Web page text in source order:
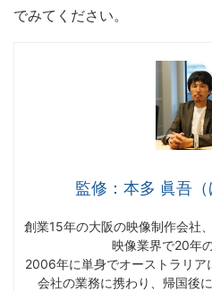
でみてください。
監修：本多 眞吾（
創業15年の大阪の映像制作会社
映像業界で20年
2006年に単身でオーストラリア
会社の業務に携わり、帰国後